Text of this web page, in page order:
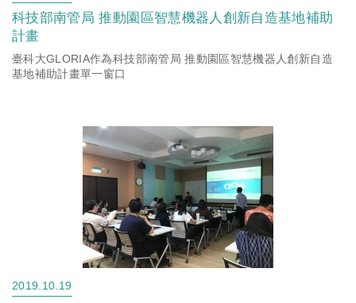
科技部南管局 推動園區智慧機器人創新自造基地補助
計畫
臺科大GLORIA作為科技部南管局 推動園區智慧機器人創新自造
基地補助計畫單一窗口
2019.10.19